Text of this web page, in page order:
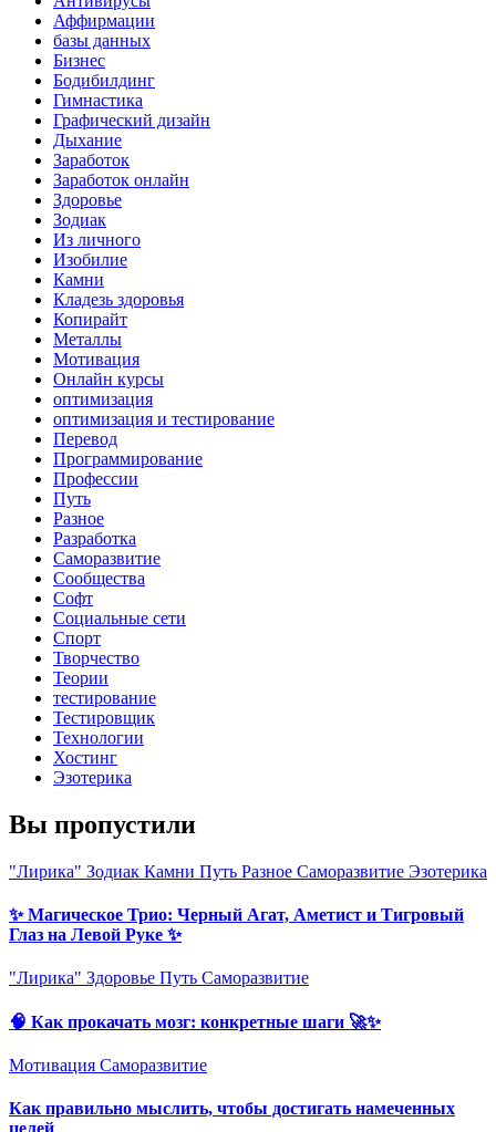
Аффирмации
базы данных
Бизнес
Бодибилдинг
Гимнастика
Графический дизайн
Дыхание
Заработок
Заработок онлайн
Здоровье
Зодиак
Из личного
Изобилие
Камни
Кладезь здоровья
Копирайт
Металлы
Мотивация
Онлайн курсы
оптимизация
оптимизация и тестирование
Перевод
Программирование
Профессии
Путь
Разное
Разработка
Саморазвитие
Сообщества
Софт
Социальные сети
Спорт
Творчество
Теории
тестирование
Тестировщик
Технологии
Хостинг
Эзотерика
Вы пропустили
"Лирика" Зодиак Камни Путь Разное Саморазвитие Эзотерика
✨ Магическое Трио: Черный Агат, Аметист и Тигровый
Глаз на Левой Руке ✨
"Лирика" Здоровье Путь Саморазвитие
🧠 Как прокачать мозг: конкретные шаги 🚀✨
Мотивация Саморазвитие
Как правильно мыслить, чтобы достигать намеченных
целей